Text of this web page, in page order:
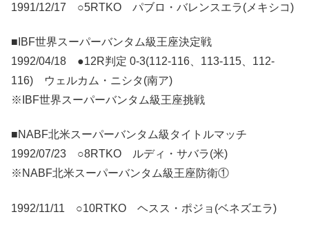
1991/12/17 ○5RTKO パブロ・バレンスエラ(メキシコ)
■IBF世界スーパーバンタム級王座決定戦
1992/04/18 ●12R判定 0-3(112-116、113-115、112-
116) ウェルカム・ニシタ(南ア)
※IBF世界スーパーバンタム級王座挑戦
■NABF北米スーパーバンタム級タイトルマッチ
1992/07/23 ○8RTKO ルディ・サバラ(米)
※NABF北米スーパーバンタム級王座防衛①
1992/11/11 ○10RTKO ヘスス・ポジョ(ベネズエラ)